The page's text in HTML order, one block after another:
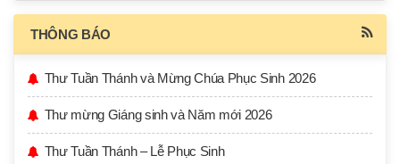
THÔNG BÁO
Thư Tuần Thánh và Mừng Chúa Phục Sinh 2026
Thư mừng Giáng sinh và Năm mới 2026
Thư Tuần Thánh – Lễ Phục Sinh